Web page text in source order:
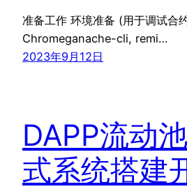
准备工作 环境准备 (用于调试合
Chromeganache-cli, remi…
2023年9月12日
DAPP流动
式系统搭建